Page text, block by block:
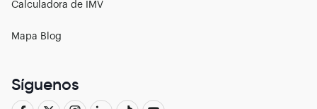
Calculadora de IMV
Mapa Blog
Síguenos